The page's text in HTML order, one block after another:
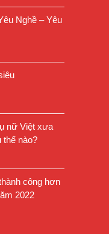
Nghề – Yêu
nữ Việt xưa
thế nào?
công hơn
2022